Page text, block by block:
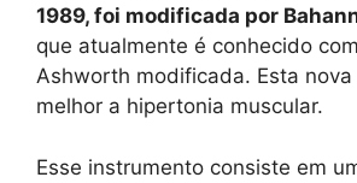
1989, foi modificada por
que atualmente é conhecido
Ashworth modificada. Esta
melhor a hipertonia muscular.
Esse instrumento consiste em